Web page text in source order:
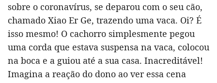
sobre o coronavírus, se deparou com o seu cão,
chamado Xiao Er Ge, trazendo uma vaca. Oi? É
isso mesmo! O cachorro simplesmente pegou
uma corda que estava suspensa na vaca, colocou
na boca e a guiou até a sua casa. Inacreditável!
Imagina a reação do dono ao ver essa cena